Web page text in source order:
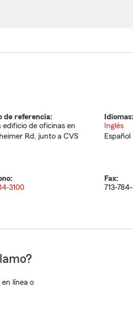
de referencia:
edificio de oficinas en
Rd, junto a CVS
Idiomas:
Inglés
Español
3100
Fax:
713-
línea o